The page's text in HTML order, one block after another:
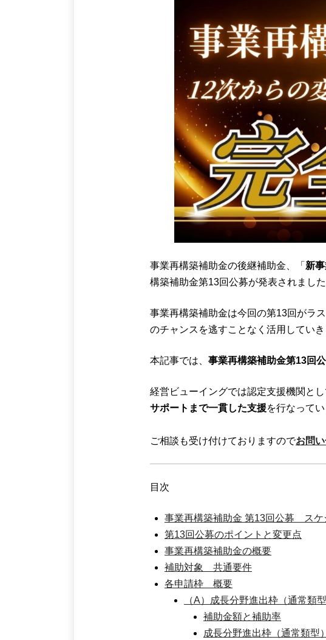
事業再構築補助金の後継補助金、「 新
構築補助金第13回公募が発表されました
事業再構築補助金は今回の第13回がラ
のチャンスを逃すことなく活用していき
本記事では、 事業再構築補助金第13回
経営ビューイングでは認定支援機関と
サポートまで一貫した支援を行なってい
ご相談も受け付けておりますのでお問
目次
事業再構築補助金 第13回公募 スケ
第13回公募のポイントと変更点
事業再構築補助金の概要
補助対象 共通要件
各申請枠 概要
（A）成長分野進出枠（通常類型
補助金額と補助率
成長分野進出枠（通常類型